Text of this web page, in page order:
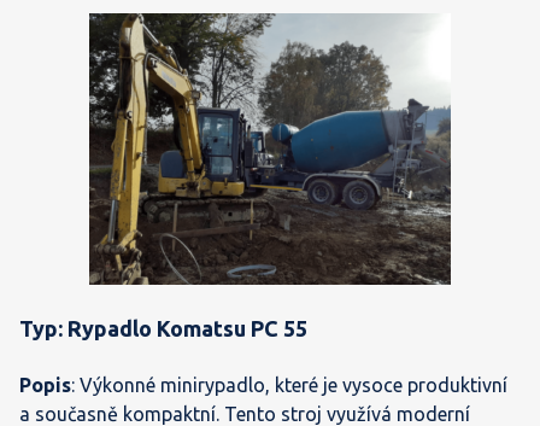
Typ: Rypadlo Komatsu PC 55
Popis: Výkonné minirypadlo, které je vysoce produktivní
a současně kompaktní. Tento stroj využívá moderní